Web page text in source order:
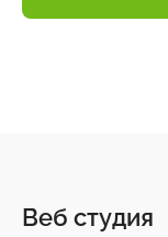
Веб студия